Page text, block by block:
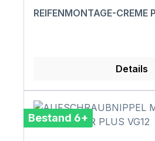
REIFENMONTAGE-CREME
Details
Bestand 6+